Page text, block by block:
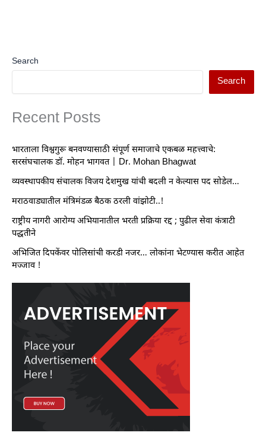
Search
Search
Recent Posts
भारताला विश्वगुरू बनवण्यासाठी संपूर्ण समाजाचे एकबळ महत्त्वाचे:
सरसंघचालक डॉ. मोहन भागवत | Dr. Mohan Bhagwat
व्यवस्थापकीय संचालक विजय देशमुख यांची बदली न केल्यास पद सोडेल…
मराठवाड्यातील मंत्रिमंडळ बैठक ठरली वांझोटी..!
राष्ट्रीय नागरी आरोग्य अभियानातील भरती प्रक्रिया रद्द ; पुढील सेवा कंत्राटी
पद्धतीने
अभिजित दिपकेंवर पोलिसांची करडी नजर… लोकांना भेटण्यास करीत आहेत
मज्जाव !